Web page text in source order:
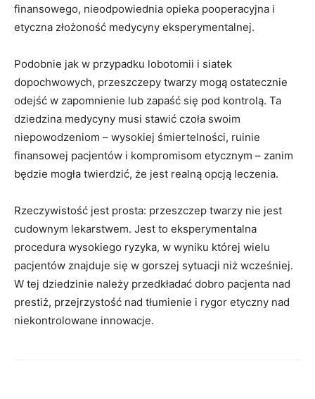
finansowego, nieodpowiednia opieka pooperacyjna i
etyczna złożoność medycyny eksperymentalnej.
Podobnie jak w przypadku lobotomii i siatek
dopochwowych, przeszczepy twarzy mogą ostatecznie
odejść w zapomnienie lub zapaść się pod kontrolą. Ta
dziedzina medycyny musi stawić czoła swoim
niepowodzeniom – wysokiej śmiertelności, ruinie
finansowej pacjentów i kompromisom etycznym – zanim
będzie mogła twierdzić, że jest realną opcją leczenia.
Rzeczywistość jest prosta: przeszczep twarzy nie jest
cudownym lekarstwem. Jest to eksperymentalna
procedura wysokiego ryzyka, w wyniku której wielu
pacjentów znajduje się w gorszej sytuacji niż wcześniej.
W tej dziedzinie należy przedkładać dobro pacjenta nad
prestiż, przejrzystość nad tłumienie i rygor etyczny nad
niekontrolowane innowacje.